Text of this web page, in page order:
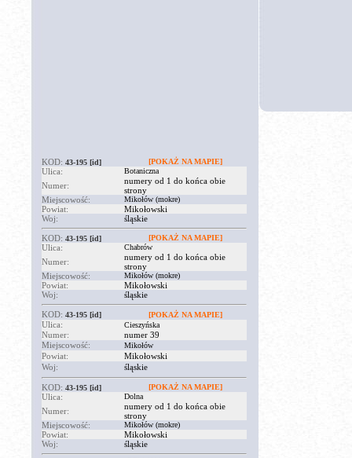
KOD: 43-195 [id] [POKAŻ NA MAPIE]
Ulica: Botaniczna
Numer:
numery od 1 do końca obie
strony
Miejscowość:
Mikołów (mokre)
Powiat:
Mikołowski
Woj:
śląskie
KOD: 43-195 [id] [POKAŻ NA MAPIE]
Ulica: Chabrów
Numer:
numery od 1 do końca obie
strony
Miejscowość:
Mikołów (mokre)
Powiat:
Mikołowski
Woj:
śląskie
KOD: 43-195 [id] [POKAŻ NA MAPIE]
Ulica: Cieszyńska
Numer:
numer 39
Miejscowość:
Mikołów
Powiat:
Mikołowski
Woj:
śląskie
KOD: 43-195 [id] [POKAŻ NA MAPIE]
Ulica: Dolna
Numer:
numery od 1 do końca obie
strony
Miejscowość:
Mikołów (mokre)
Powiat:
Mikołowski
Woj:
śląskie